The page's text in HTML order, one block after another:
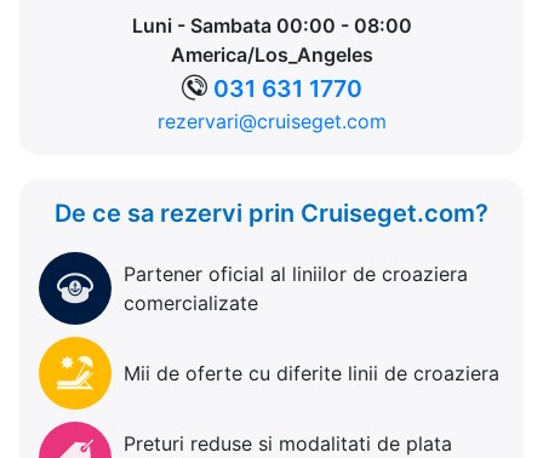
Luni - Sambata 00:00 - 08:00
America/Los_Angeles
031 631 1770
rezervari@cruiseget.com
De ce sa rezervi prin Cruiseget.com?
Partener oficial al liniilor de croaziera
comercializate
Mii de oferte cu diferite linii de croaziera
Preturi reduse si modalitati de plata